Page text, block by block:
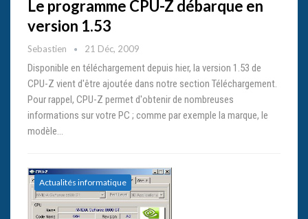
Le programme CPU-Z débarque en
version 1.53
Sebastien 21 Déc, 2009
Disponible en téléchargement depuis hier, la version 1.53 de
CPU-Z vient d'être ajoutée dans notre section Téléchargement.
Pour rappel, CPU-Z permet d'obtenir de nombreuses
informations sur votre PC ; comme par exemple la marque, le
modèle…
Actualités informatique